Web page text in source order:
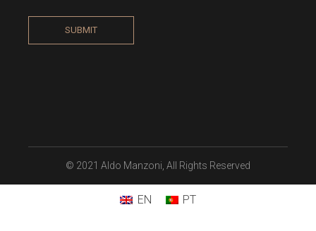
SUBMIT
© 2021 Aldo Manzoni, All Rights Reserved
EN PT